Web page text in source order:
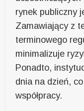
rynek publiczny
Zamawiający z
terminowego
minimalizuje
Ponadto,
dnia na dzień,
współpracy.